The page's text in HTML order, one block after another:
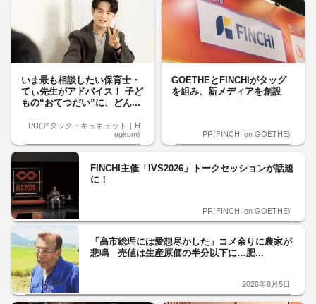
いま最も相談したい保育士・
てぃ先生がアドバイス！ 子ど
もの“おてつだい”に、どん...
PR(アタック・キュキュット｜H
ugkum)
GOETHEとFINCHIがタッグ
を組み、新メディアを創設
PR(FINCHI on GOETHE)
FINCHI主催「IVS2026」トークセッションが話題
に！
PR(FINCHI on GOETHE)
「高市総理には愛想尽かした」コメ余りに農家が
悲鳴 売値は生産原価の半分以下に…肥...
2026年8月5日